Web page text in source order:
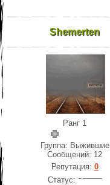
Shemerten
Ранг 1
Группа: Выжившие
Сообщений: 12
Репутация: 0
Статус: